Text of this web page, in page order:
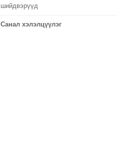
шийдвэрүүд
Санал хэлэлцүүлэг